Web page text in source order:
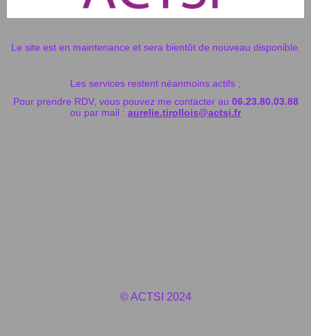
Le site est en maintenance et sera bientôt de nouveau disponible.
Les services restent néanmoins actifs ;
Pour prendre RDV, vous pouvez me contacter au 06.23.80.03.88
ou par mail : aurelie.tirollois@actsi.fr
© ACTSI 2024